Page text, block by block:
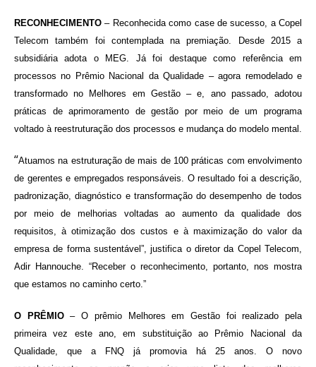
RECONHECIMENTO – Reconhecida como case de sucesso, a Copel
Telecom também foi contemplada na premiação. Desde 2015 a
subsidiária adota o MEG. Já foi destaque como referência em
processos no Prêmio Nacional da Qualidade – agora remodelado e
transformado no Melhores em Gestão – e, ano passado, adotou
práticas de aprimoramento de gestão por meio de um programa
voltado à reestruturação dos processos e mudança do modelo mental.
“Atuamos na estruturação de mais de 100 práticas com envolvimento
de gerentes e empregados responsáveis. O resultado foi a descrição,
padronização, diagnóstico e transformação do desempenho de todos
por meio de melhorias voltadas ao aumento da qualidade dos
requisitos, à otimização dos custos e à maximização do valor da
empresa de forma sustentável”, justifica o diretor da Copel Telecom,
Adir Hannouche. “Receber o reconhecimento, portanto, nos mostra
que estamos no caminho certo.”
O PRÊMIO– O prêmio Melhores em Gestão foi realizado pela
primeira vez este ano, em substituição ao Prêmio Nacional da
Qualidade, que a FNQ já promovia há 25 anos. O novo